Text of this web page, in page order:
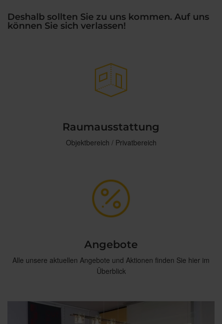
Deshalb sollten Sie zu uns kommen. Auf uns
können Sie sich verlassen!
Raumausstattung
Objektbereich / Privatbereich
Angebote
Alle unsere aktuellen Angebote und Aktionen finden Sie hier im
Überblick